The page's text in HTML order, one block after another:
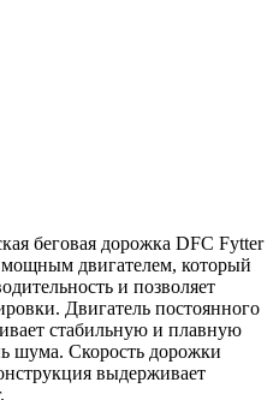
беговая дорожка DFC Fytter
мощным двигателем, который
и позволяет
Двигатель постоянного
стабильную и плавную
шума. Скорость дорожки
выдерживает